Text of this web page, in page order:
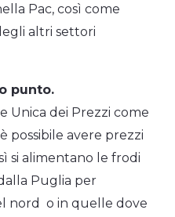
Pac, così come
altri settori
punto.
Unica dei Prezzi come
possibile avere prezzi
si alimentano le frodi
Puglia per
nord o in quelle dove